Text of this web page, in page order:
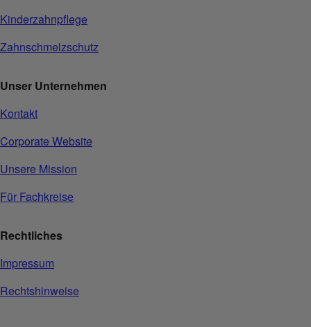
Kinderzahnpflege
Zahnschmelzschutz
Unser Unternehmen
Kontakt
Corporate Website
Unsere Mission
Für Fachkreise
Rechtliches
Impressum
Rechtshinweise